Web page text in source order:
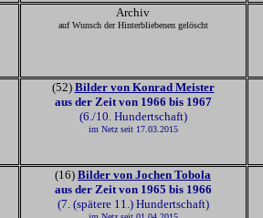
Archiv
auf Wunsch der Hinterbliebenen gelöscht
(52) Bilder von Konrad Meister
aus der Zeit von 1966 bis 1967
(6./10. Hundertschaft)
im Netz seit 17.03.2015
(16) Bilder von Jochen Tobola
aus der Zeit von 1965 bis 1966
(7. (spätere 11.) Hundertschaft)